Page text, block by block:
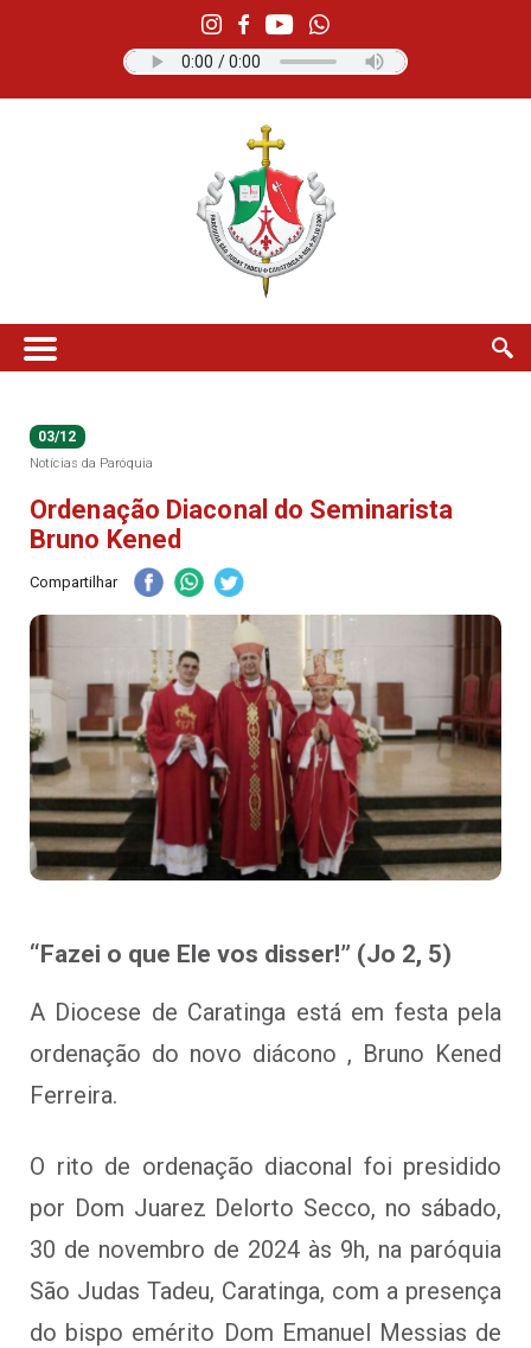
03/12
Notícias da Paróquia
Ordenação Diaconal do Seminarista
Bruno Kened
Compartilhar
“Fazei o que Ele vos disser!” (Jo 2, 5)
A Diocese de Caratinga está em festa pela
ordenação do novo diácono , Bruno Kened
Ferreira.
O rito de ordenação diaconal foi presidido
por Dom Juarez Delorto Secco, no sábado,
30 de novembro de 2024 às 9h, na paróquia
São Judas Tadeu, Caratinga, com a presença
do bispo emérito Dom Emanuel Messias de